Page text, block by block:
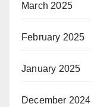
March 2025
February 2025
January 2025
December 2024